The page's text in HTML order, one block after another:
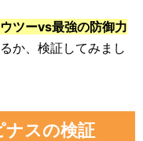
ツーvs最強の防御力
か、検証してみまし
ナスの検証